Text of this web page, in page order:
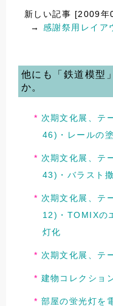
新しい記事 [2009年
→ 感謝祭用レイア
他にも「鉄道模型
か。
次期文化展、テ
46)・レールの
次期文化展、テ
43)・バラスト
次期文化展、テ
12)・TOMIXの
灯化
次期文化展、テ
建物コレクショ
部屋の蛍光灯を